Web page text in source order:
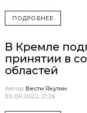
ПОДРОБНЕЕ
В Кремле
принятии в
областей
Автор Вести Якутии
30.09.2022, 21:26